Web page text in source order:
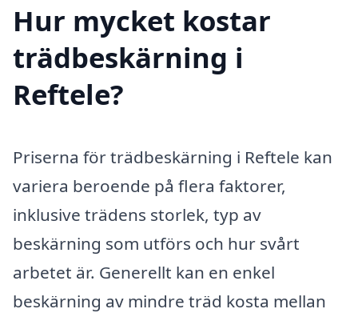
Hur mycket kostar
trädbeskärning i
Reftele?
Priserna för trädbeskärning i Reftele kan
variera beroende på flera faktorer,
inklusive trädens storlek, typ av
beskärning som utförs och hur svårt
arbetet är. Generellt kan en enkel
beskärning av mindre träd kosta mellan